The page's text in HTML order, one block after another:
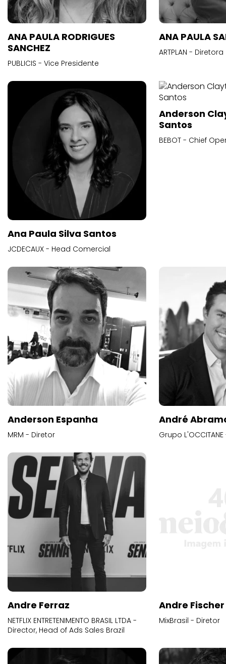
ANA PAULA RODRIGUES
SANCHEZ
PUBLICIS - Vice Presidente
ANA PAULA
ARTPLAN -
Ana Paula Silva Santos
JCDECAUX - Head Comercial
Anderson
Santos
BEBOT - Chief
Anderson Espanha
MRM - Diretor
André
Grupo
Andre Ferraz
NETFLIX ENTRETENIMENTO BRASIL LTDA -
Director, Head of Ads Sales Brazil
Andre Fischer
MixBrasil - Diretor